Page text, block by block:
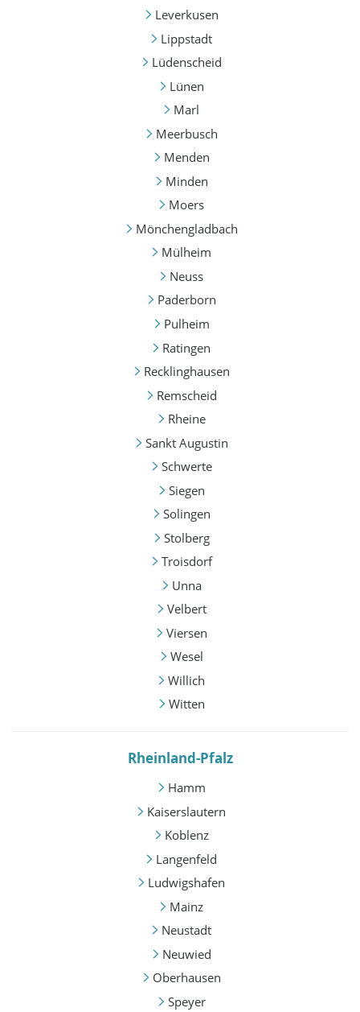
Leverkusen
Lippstadt
Lüdenscheid
Lünen
Marl
Meerbusch
Menden
Minden
Moers
Mönchengladbach
Mülheim
Neuss
Paderborn
Pulheim
Ratingen
Recklinghausen
Remscheid
Rheine
Sankt Augustin
Schwerte
Siegen
Solingen
Stolberg
Troisdorf
Unna
Velbert
Viersen
Wesel
Willich
Witten
Rheinland-Pfalz
Hamm
Kaiserslautern
Koblenz
Langenfeld
Ludwigshafen
Mainz
Neustadt
Neuwied
Oberhausen
Speyer